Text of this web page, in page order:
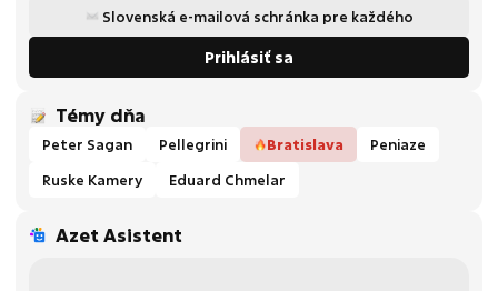
Slovenská e-mailová schránka pre každého
Prihlásiť sa
Témy dňa
Peter Sagan Pellegrini Bratislava
Peniaze
Ruske Kamery
Eduard Chmelar
Azet Asistent